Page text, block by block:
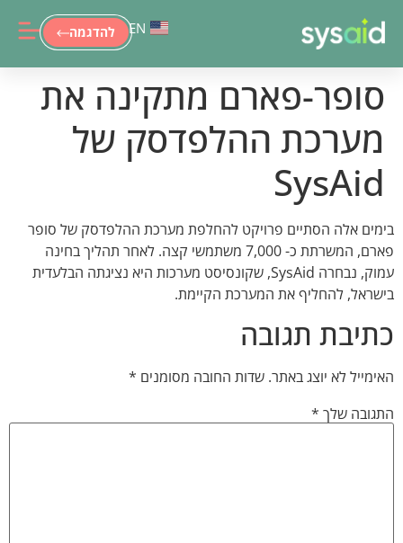
להדגמה EN
סופר-פארם מתקינה את
מערכת ההלפדסק של
SysAid
בימים אלה הסתיים פרויקט להחלפת מערכת ההלפדסק של סופר
פארם, המשרתת כ- 7,000 משתמשי קצה. לאחר תהליך בחינה
עמוק, נבחרה SysAid, שקונסיסט מערכות היא נציגתה הבלעדית
בישראל, להחליף את המערכת הקיימת.
כתיבת תגובה
האימייל לא יוצג באתר. שדות החובה מסומנים *
התגובה שלך *